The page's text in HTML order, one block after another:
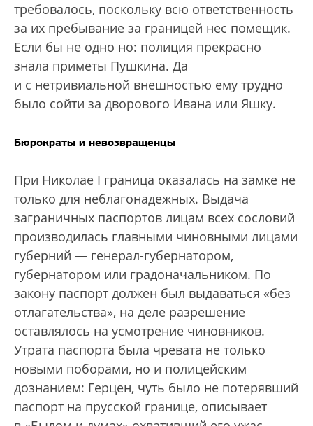
требовалось, поскольку всю ответственность
за их пребывание за границей нес помещик.
Если бы не одно но: полиция прекрасно
знала приметы Пушкина. Да
и с нетривиальной внешностью ему трудно
было сойти за дворового Ивана или Яшку.
Бюрократы и невозвращенцы
При Николае I граница оказалась на замке не
только для неблагонадежных. Выдача
заграничных паспортов лицам всех сословий
производилась главными чиновными лицами
губерний — генерал-губернатором,
губернатором или градоначальником. По
закону паспорт должен был выдаваться «без
отлагательства», на деле разрешение
оставлялось на усмотрение чиновников.
Утрата паспорта была чревата не только
новыми поборами, но и полицейским
дознанием: Герцен, чуть было не потерявший
паспорт на прусской границе, описывает